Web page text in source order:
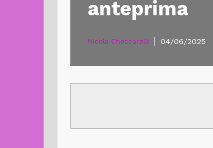
anteprima
Nicola Checcarelli | 04/06/2025